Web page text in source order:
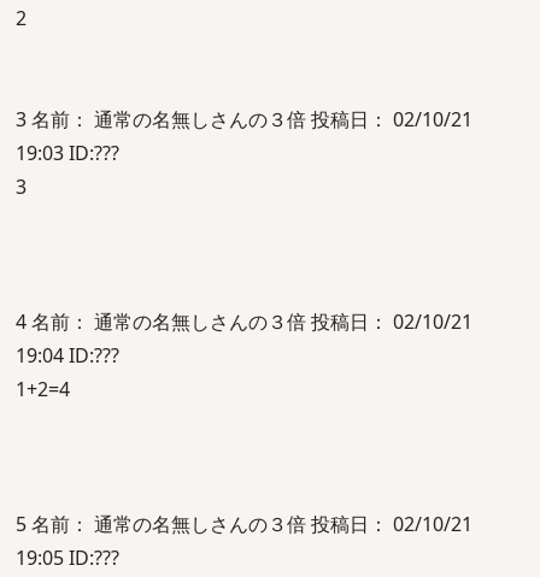
2
3 名前： 通常の名無しさんの３倍 投稿日： 02/10/21
19:03 ID:???
3
4 名前： 通常の名無しさんの３倍 投稿日： 02/10/21
19:04 ID:???
1+2=4
5 名前： 通常の名無しさんの３倍 投稿日： 02/10/21
19:05 ID:???